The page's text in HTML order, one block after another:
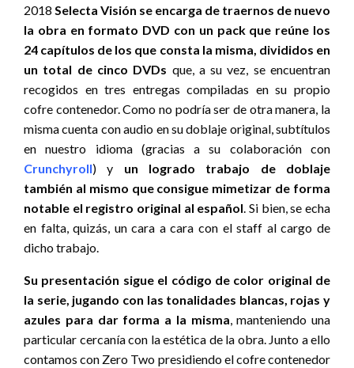
2018 Selecta Visión se encarga de traernos de nuevo
la obra en formato DVD con un pack que reúne los
24 capítulos de los que consta la misma, divididos en
un total de cinco DVDs que, a su vez, se encuentran
recogidos en tres entregas compiladas en su propio
cofre contenedor. Como no podría ser de otra manera, la
misma cuenta con audio en su doblaje original, subtítulos
en nuestro idioma (gracias a su colaboración con
Crunchyroll) y un logrado trabajo de doblaje
también al mismo que consigue mimetizar de forma
notable el registro original al español. Si bien, se echa
en falta, quizás, un cara a cara con el staff al cargo de
dicho trabajo.
Su presentación sigue el código de color original de
la serie, jugando con las tonalidades blancas, rojas y
azules para dar forma a la misma, manteniendo una
particular cercanía con la estética de la obra. Junto a ello
contamos con Zero Two presidiendo el cofre contenedor